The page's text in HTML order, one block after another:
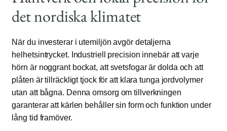
det nordiska klimatet
När du investerar i utemiljön avgör detaljerna
helhetsintrycket. Industriell precision innebär att varje
hörn är noggrant bockat, att svetsfogar är dolda och att
plåten är tillräckligt tjock för att klara tunga jordvolymer
utan att bågna. Denna omsorg om tillverkningen
garanterar att kärlen behåller sin form och funktion under
lång tid framöver.